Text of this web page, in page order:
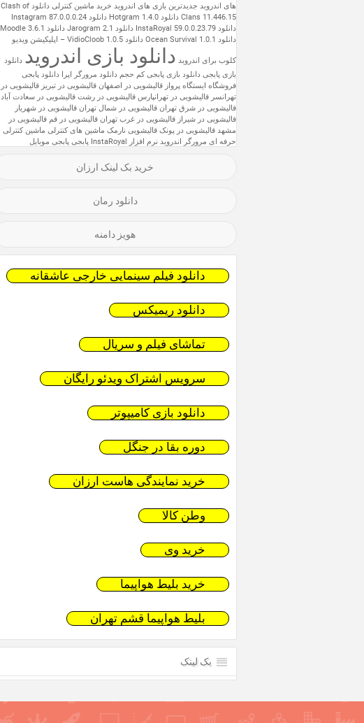
های اندروید جدیدترین بازی های اندروید خرید ماشین کنترلی
دانلود Clash of
Clans 11.446.15 دانلود Hotgram 1.4.0
دانلود Instagram 87.0.0.0.24
دانلود InstaRoyal 59.0.0.23.79
دانلود Jarogram 2.1
دانلود Moodle 3.6.1
دانلود Ocean Survival 1.0.1
دانلود VidioCloob 1.0.5 – اپلیکیشن ویدیو
کلوب برای اندروید دانلود بازی اندروید دانلود
بازی پابجی دانلود بازی پابجی کم حجم دانلود مرورگر اپرا دانلود پابجی
فروشگاه ایستگاه پرواز قالیشویی در اصفهان قالیشویی در تبریز قالیشویی در
تهرانسر قالیشویی در تهرانپارس قالیشویی در رشت قالیشویی در سعادت آباد
قالیشویی در شرق تهران قالیشویی در شمال تهران قالیشویی در شهریار
قالیشویی در شیراز قالیشویی در غرب تهران قالیشویی در قم قالیشویی در
مشهد قالیشویی در پونک قالیشویی نارمک ماشین های کنترلی ماشین کنترلی
حرفه ای مرورگر اندروید نرم افزار InstaRoyal پابجی پابجی موبایل
خرید بک لینک ارزان
دانلود رمان
هویز دامنه
دانلود فیلم سینمایی خارجی عاشقانه
دانلود ریمیکس
تماشای فیلم و سریال
سرویس اشتراک ویدئو رایگان
دانلود بازی کامیپوتر
دوره بقا در جنگل
خرید نمایندگی هاست ارزان
وطن کالا
خرید وی
خرید بلیط هواپیما
بلیط هواپیما قشم تهران
بک لینک